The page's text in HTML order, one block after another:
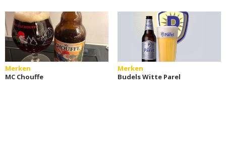
Merken
MC Chouffe
Merken
Budels Witte Parel